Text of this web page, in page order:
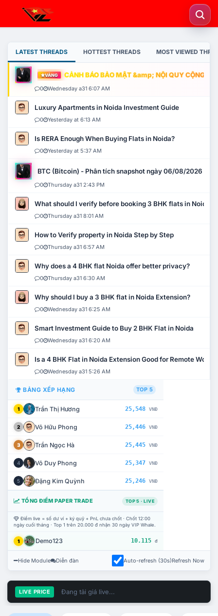
LATEST THREADS HOTTEST THREADS MOST VIEWED
VÀNG CẢNH BÁO BẢO MẬT &amp; NỘI QUY CỘNG
0 Wednesday a31 6:07 AM
Luxury Apartments in Noida Investment Guide
0 Yesterday at 6:13 AM
Is RERA Enough When Buying Flats in Noida?
0 Yesterday at 5:37 AM
BTC (Bitcoin) - Phân tích snapshot ngày 06/08/2026
0 Thursday a31 2:43 PM
What should I verify before booking 3 BHK flats in Noida?
0 Thursday a31 8:01 AM
How to Verify property in Noida Step by Step
0 Thursday a31 6:57 AM
Why does a 4 BHK flat Noida offer better privacy?
0 Thursday a31 6:30 AM
Why should I buy a 3 BHK flat in Noida Extension?
0 Wednesday a31 6:25 AM
Smart Investment Guide to Buy 2 BHK Flat in Noida
0 Wednesday a31 6:20 AM
Is a 4 BHK Flat in Noida Extension Good for Remote Work?
0 Wednesday a31 5:26 AM
BẢNG XẾP HẠNG TOP 5
1 Trần Thị Hương 25,548 VNĐ
2 Võ Hữu Phong 25,446 VNĐ
3 Trần Ngọc Hà 25,445 VNĐ
4 Võ Duy Phong 25,347 VNĐ
5 Đặng Kim Quỳnh 25,246 VNĐ
TỔNG ĐIỂM PAPER TRADE TOP 5 · LIVE
Điểm live = số dư ví + ký quỹ + PnL chưa chốt · Chốt 12:00
ngày cuối tháng · Top 1 trên 20.000 đ nhận 30 ngày VIP Whale.
1 Demo123 10.115 đ
Hide Module Diễn đàn Auto-refresh (30s)Refresh Now
LIVE PRICE Đang tải giá live...